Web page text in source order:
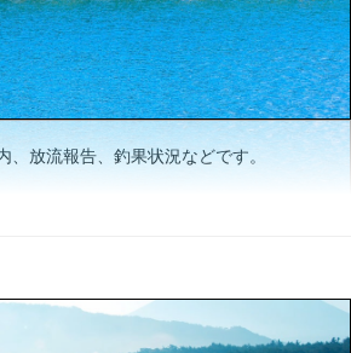
、放流報告、釣果状況などです。